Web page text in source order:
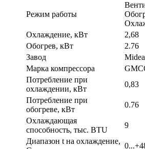
Режим работы
Охлаждение, кВт
2,68
Обогрев, кВт
2.76
Завод
Марка компрессора
Потребление при
охлаждении, кВт
0,83
Потребление при
обогреве, кВт
0.76
Охлаждающая
способность, тыс. BTU
9
Диапазон t на охлаждение,